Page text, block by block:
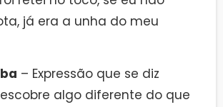
já era a unha do meu
– Expressão que se diz
algo diferente do que